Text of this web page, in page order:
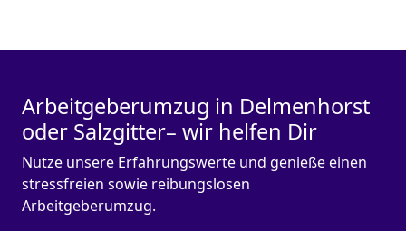
Arbeitgeberumzug in Delmenhorst
oder Salzgitter– wir helfen Dir
Nutze unsere Erfahrungswerte und genieße einen
stressfreien sowie reibungslosen
Arbeitgeberumzug.